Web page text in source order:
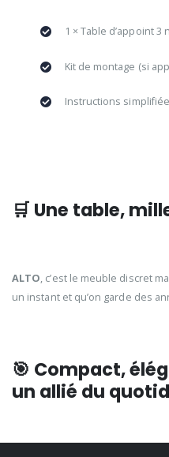
1 × Table d’appoint 3
Kit de montage (si
Instructions
🛒 Une table,
ALTO, c’est le meuble discret
un instant et qu’on garde des
🎯 Compact,
un allié du